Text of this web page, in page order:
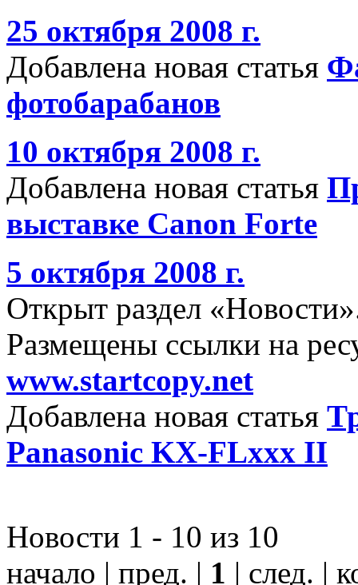
25 октября 2008 г.
Добавлена новая статья
фотобарабанов
10 октября 2008 г.
Добавлена новая статья
выставке Canon Forte
5 октября 2008 г.
Открыт раздел
Размещены ссылки на
www.startcopy.net
Добавлена новая статья
Panasonic KX-FLxxx II
Новости 1 - 10 из 10
начало | пред. | 1 | след. |